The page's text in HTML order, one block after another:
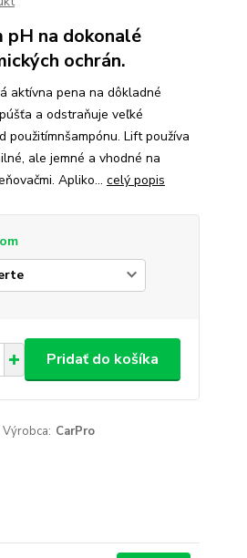
pH na dokonalé
ochrán.
aktívna pena na dôkladné
a odstraňuje veľké
použitímnšampónu. Lift používa
ale jemné a vhodné na
Apliko... celý popis
Pridať do košíka
Výrobca: CarPro